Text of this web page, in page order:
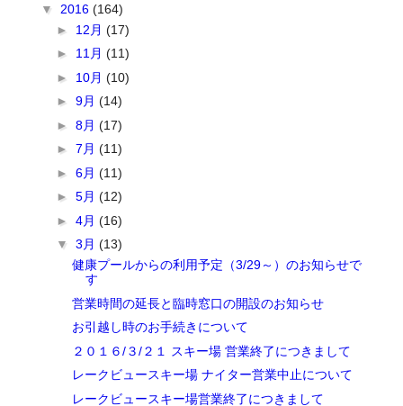
▼ 2016(164)
► 12月(17)
► 11月(11)
► 10月(10)
►9月(14)
►8月(17)
►7月(11)
►6月(11)
►5月(12)
►4月(16)
▼3月(13)
健康プールからの利用予定（3/29～）のお知らせで
す
営業時間の延長と臨時窓口の開設のお知らせ
お引越し時のお手続きについて
２０１６/３/２１ スキー場 営業終了につきまして
レークビュースキー場 ナイター営業中止について
レークビュースキー場営業終了につきまして